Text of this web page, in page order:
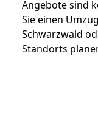
Angebote sind
Sie einen
Schwarzwald
Standorts